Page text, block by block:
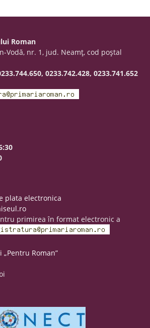
Roman
Vodă, nr. 1, jud. Neamţ, cod poştal
0233.742.428, 0233.741.652
plata electronica
primirea în format electronic a
Roman”